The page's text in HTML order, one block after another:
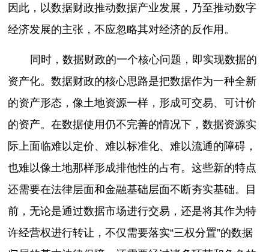
因此，以数据财政推动数据产业发展，乃至推动数字
经济发展的主张，不应忽略其对经济的反作用。
同时，数据财政的一个核心问题，即实现数据的
资产化。数据财政的核心思路是把数据作为一种全新
的资产形态，像土地资源一样，形成可交易、可计价
的资产。在数据使用仍不完善的情况下，数据资源实
际上面临难以定价、难以标准化、难以流通的障碍，
也难以像土地那样形成排他性的占有。这些新的特点
还需要在法律层面和金融基础层面不断夯实基础。目
前，无论是通过数据市场进行交易，还是将其作为特
许经营权进行转让，不仅需要落实“三权分置”的数据